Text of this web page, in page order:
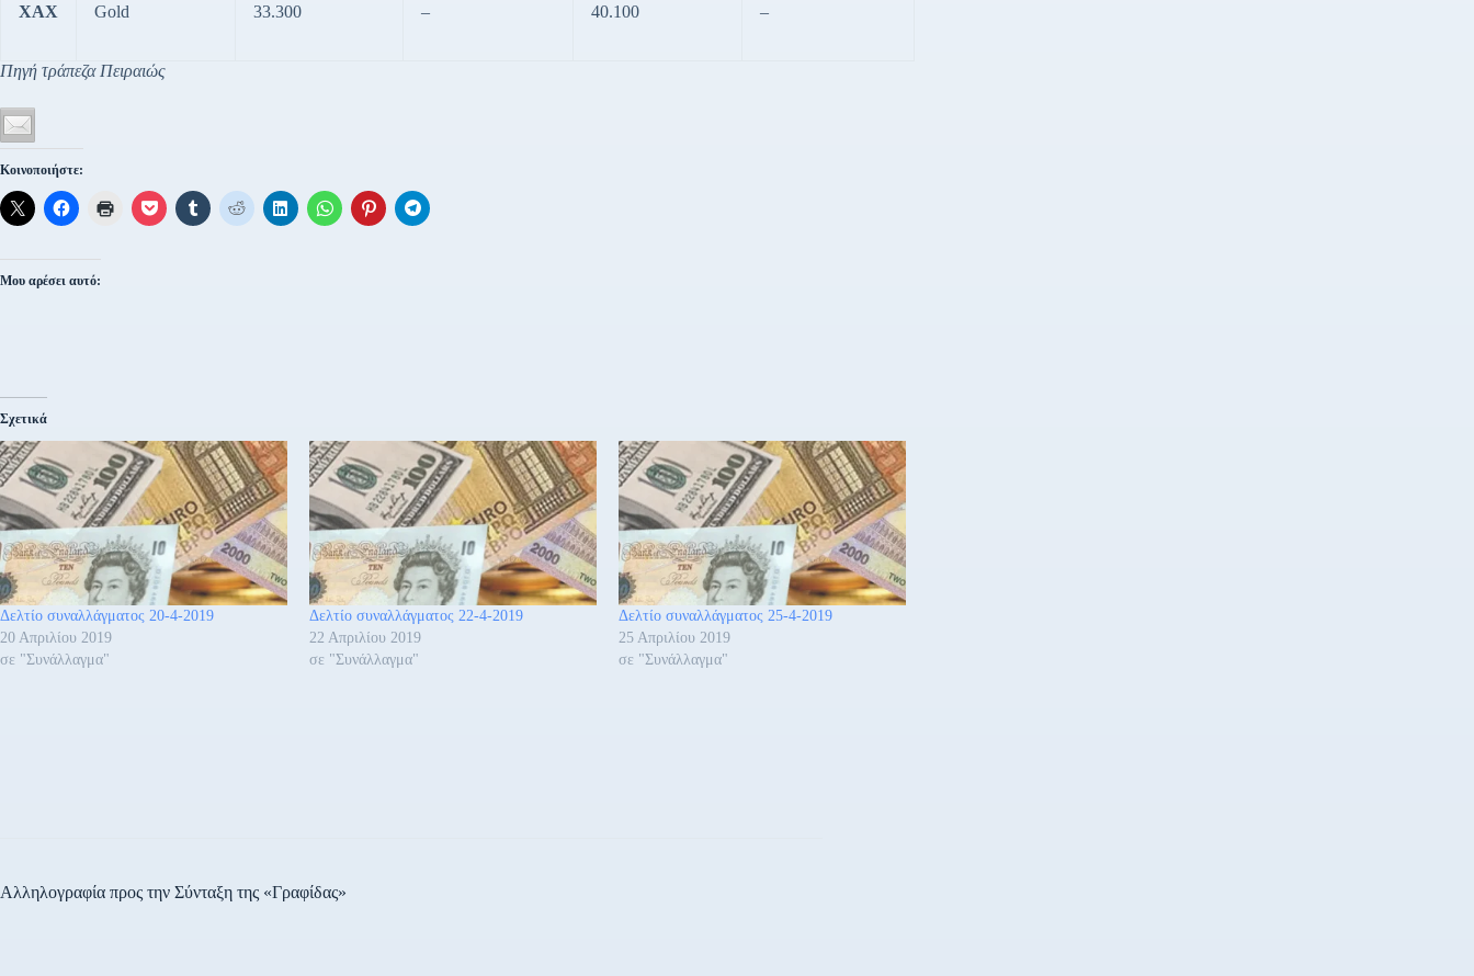
XAX Gold 33.300 – 40.100 –
Πηγή τράπεζα Πειραιώς
Κοινοποιήστε:
Μου αρέσει αυτό:
Σχετικά
Δελτίο συναλλάγματος 20-4-2019
20 Απριλίου 2019
σε "Συνάλλαγμα"
Δελτίο συναλλάγματος 22-4-2019
22 Απριλίου 2019
σε "Συνάλλαγμα"
Δελτίο συναλλάγματος 25-4-2019
25 Απριλίου 2019
σε "Συνάλλαγμα"
Αλληλογραφία προς την Σύνταξη της «Γραφίδας»